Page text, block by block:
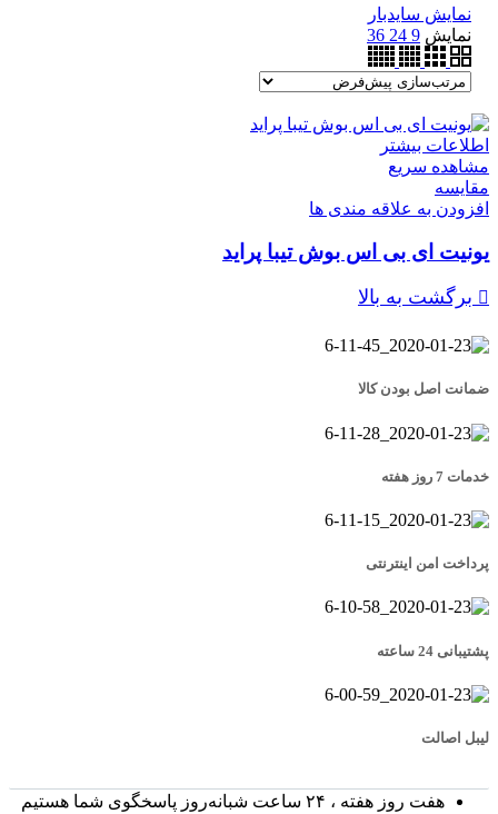
نمایش سایدبار
نمایش 9
24
36
اطلاعات بیشتر
مشاهده سریع
مقایسه
افزودن به علاقه مندی ها
یونیت ای بی اس بوش تیبا پراید
برگشت به بالا
ضمانت اصل بودن کالا
خدمات 7 روز هفته
پرداخت امن اینترنتی
پشتیبانی 24 ساعته
لیبل اصالت
هفت روز هفته ، ۲۴ ساعت شبانه‌روز پاسخگوی شما هستیم